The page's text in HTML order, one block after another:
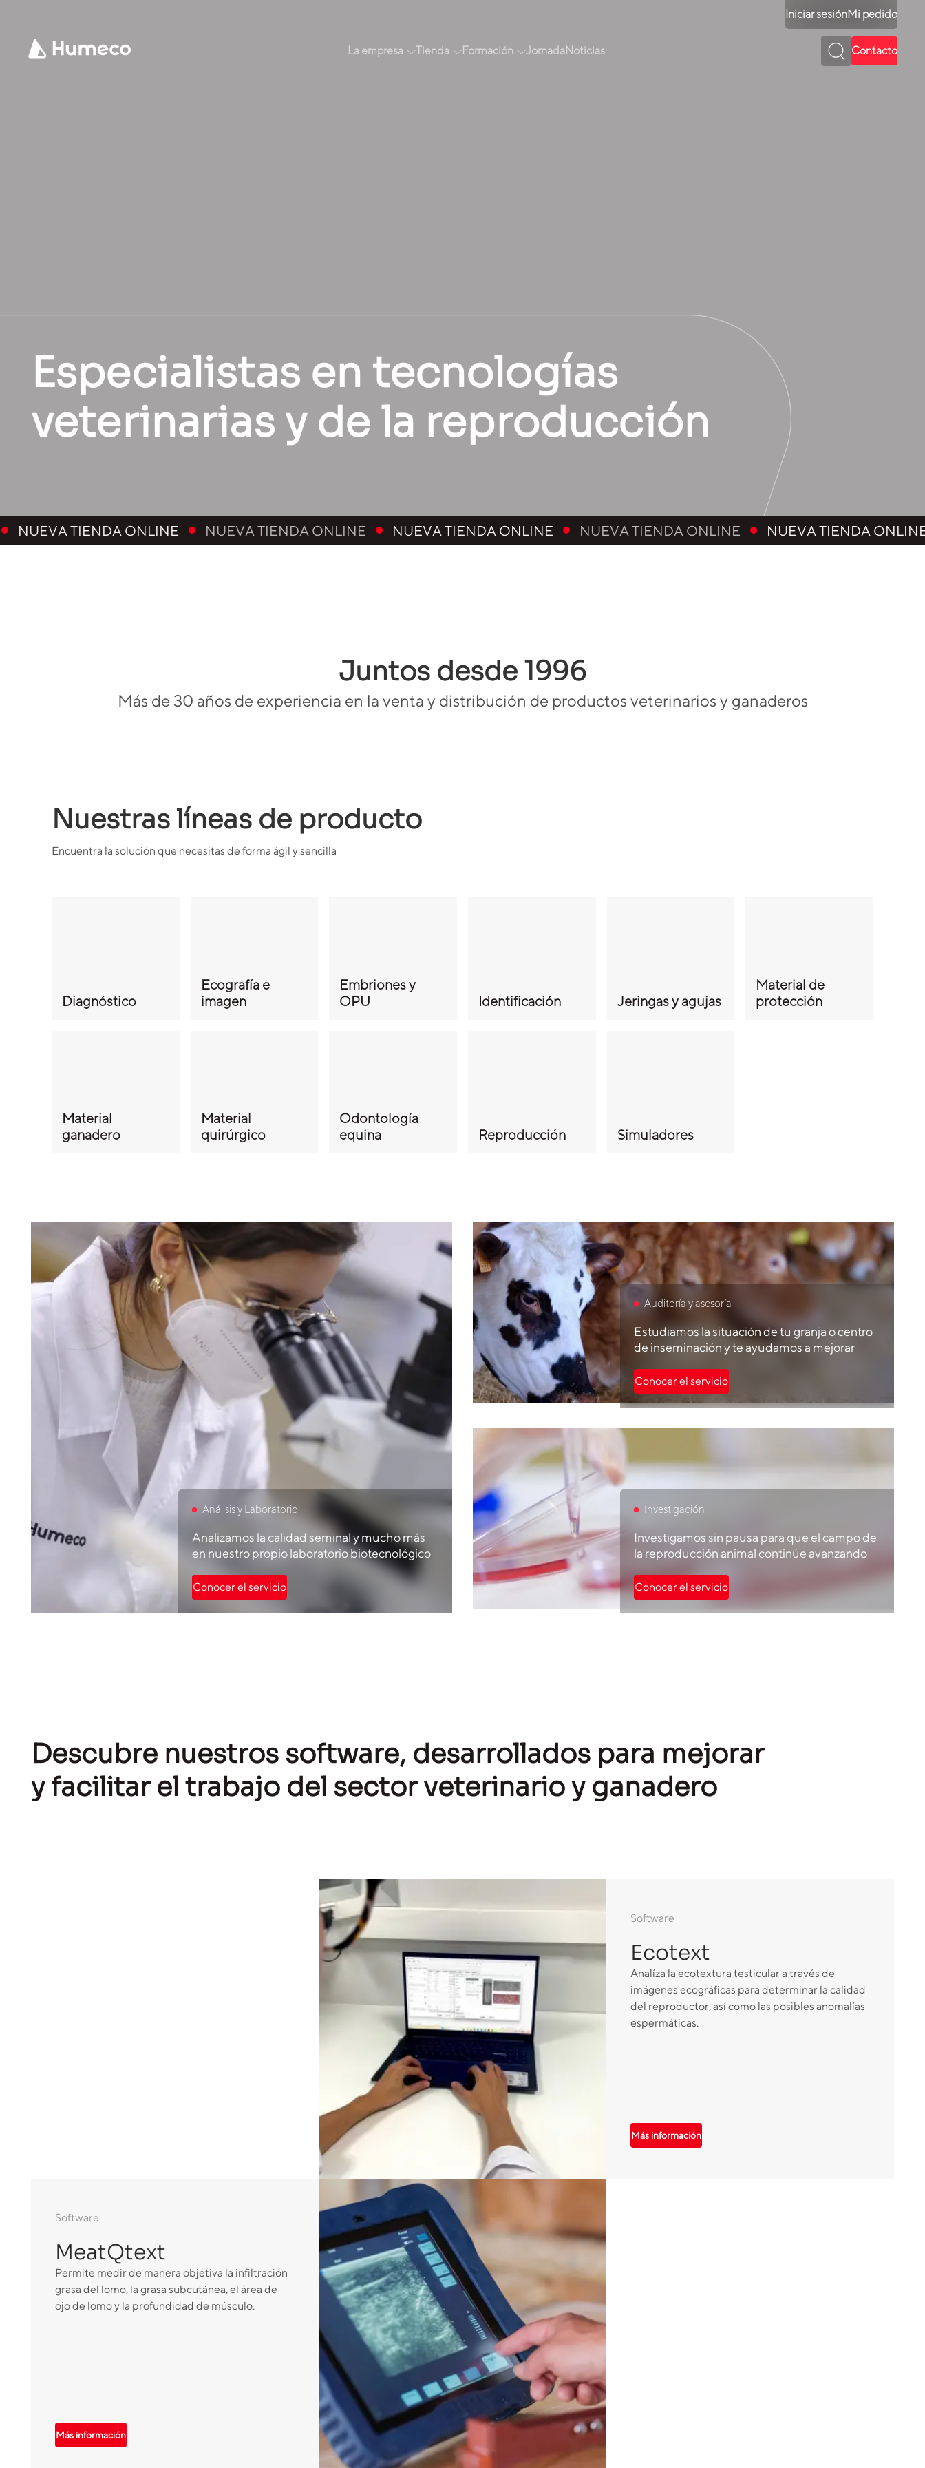
Iniciar sesiónMi pedido
La empresa Tienda Formación JornadaNoticias Contacto
Especialistas en tecnologías
veterinarias y de la reproducción
ONLINE NUEVA TIENDA ONLINE NUEVA TIENDA ONLINE NUEVA TIENDA ONLINE NUEVA TIENDA ONLINE NUEVA
Juntos desde 1996
Más de 30 años de experiencia en la venta y distribución de productos veterinarios y ganaderos
Nuestras líneas de producto
Encuentra la solución que necesitas de forma ágil y sencilla
Diagnóstico
Ecografía e
imagen
Embriones y
OPU
Identificación Jeringas y agujas
Material de
protección
Material
ganadero
Material
quirúrgico
Odontología
equina
Reproducción Simuladores
Análisis y Laboratorio
Analizamos la calidad seminal y mucho más
en nuestro propio laboratorio biotecnológico
Conocer el servicio
Auditoría y asesoría
Estudiamos la situación de tu granja o centro
de inseminación y te ayudamos a mejorar
Conocer el servicio
Investigación
Investigamos sin pausa para que el campo de
la reproducción animal continúe avanzando
Conocer el servicio
Descubre nuestros software, desarrollados para mejorar
y facilitar el trabajo del sector veterinario y ganadero
Software
Ecotext
Analíza la ecotextura testicular a través de
imágenes ecográficas para determinar la calidad
del reproductor, así como las posibles anomalías
espermáticas.
Más información
Software
MeatQtext
Permite medir de manera objetiva la infiltración
grasa del lomo, la grasa subcutánea, el área de
ojo de lomo y la profundidad de músculo.
Más información